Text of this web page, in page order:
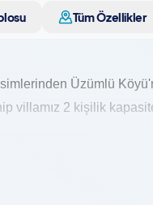
Tüm Özellikler
Üzümlü
villamız 2 kişilik